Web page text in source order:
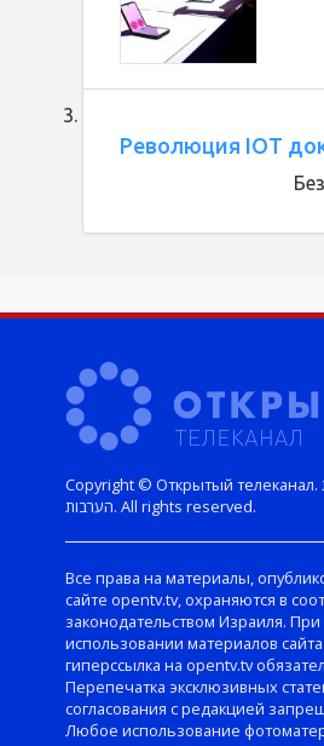
Революция IOT
Copyright © Открытый телеканал. תנועת
הערבות. All rights reserved.
Все права на материалы,
сайте opentv.tv, охраняются в
законодательством Израиля. При
использовании материалов сайта
гиперссылка на opentv.tv
Перепечатка эксклюзивных
согласования с редакцией
Любое использование